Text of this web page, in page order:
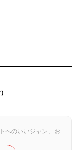
へのいいジャン、お